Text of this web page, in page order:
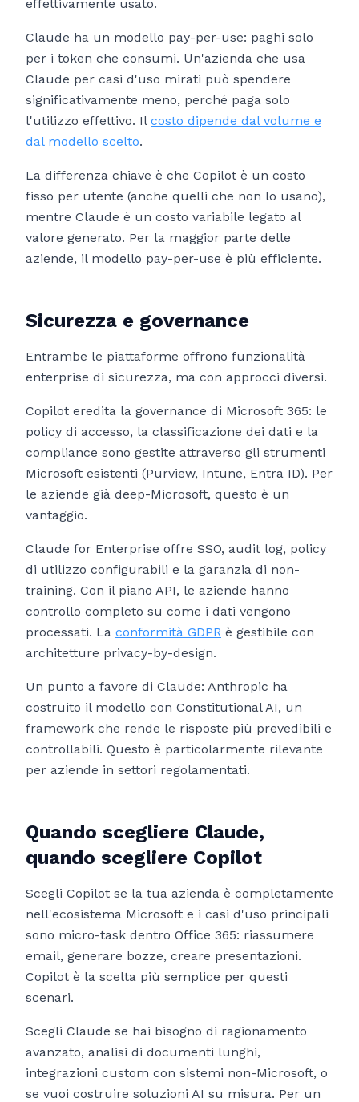
effettivamente usato.
Claude ha un modello pay-per-use: paghi solo
per i token che consumi. Un'azienda che usa
Claude per casi d'uso mirati può spendere
significativamente meno, perché paga solo
l'utilizzo effettivo. Il costo dipende dal volume e
dal modello scelto.
La differenza chiave è che Copilot è un costo
fisso per utente (anche quelli che non lo usano),
mentre Claude è un costo variabile legato al
valore generato. Per la maggior parte delle
aziende, il modello pay-per-use è più efficiente.
Sicurezza e governance
Entrambe le piattaforme offrono funzionalità
enterprise di sicurezza, ma con approcci diversi.
Copilot eredita la governance di Microsoft 365: le
policy di accesso, la classificazione dei dati e la
compliance sono gestite attraverso gli strumenti
Microsoft esistenti (Purview, Intune, Entra ID). Per
le aziende già deep-Microsoft, questo è un
vantaggio.
Claude for Enterprise offre SSO, audit log, policy
di utilizzo configurabili e la garanzia di non-
training. Con il piano API, le aziende hanno
controllo completo su come i dati vengono
processati. La conformità GDPR è gestibile con
architetture privacy-by-design.
Un punto a favore di Claude: Anthropic ha
costruito il modello con Constitutional AI, un
framework che rende le risposte più prevedibili e
controllabili. Questo è particolarmente rilevante
per aziende in settori regolamentati.
Quando scegliere Claude,
quando scegliere Copilot
Scegli Copilot se la tua azienda è completamente
nell'ecosistema Microsoft e i casi d'uso principali
sono micro-task dentro Office 365: riassumere
email, generare bozze, creare presentazioni.
Copilot è la scelta più semplice per questi
scenari.
Scegli Claude se hai bisogno di ragionamento
avanzato, analisi di documenti lunghi,
integrazioni custom con sistemi non-Microsoft, o
se vuoi costruire soluzioni AI su misura. Per un